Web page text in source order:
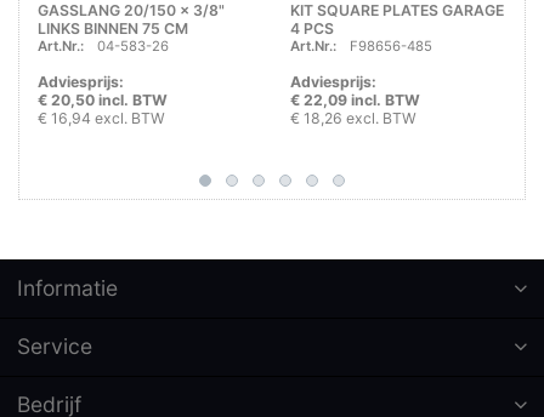
GASSLANG 20/150 x 3/8"
LINKS BINNEN 75 CM
SECUMOTION
Art.Nr.: 04-583-26
Adviesprijs:
€ 20,50 incl. BTW
€ 16,94 excl. BTW
KIT SQUARE PLATES GARAGE
4 PCS
Art.Nr.: F98656-485
Adviesprijs:
€ 22,09 incl. BTW
€ 18,26 excl. BTW
Informatie
Service
Bedrijf